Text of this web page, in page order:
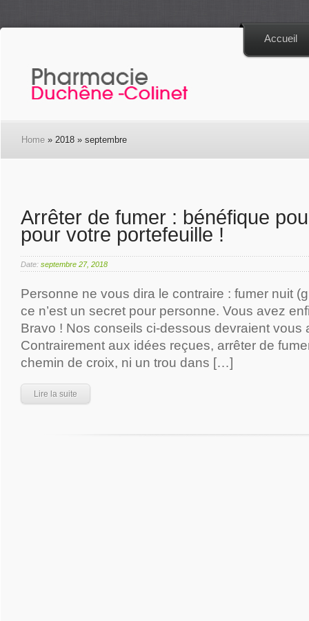
Accueil
Home » 2018 » septembre
Arrêter de fumer : bénéfique
pour votre portefeuille !
Date: septembre 27, 2018
Personne ne vous dira le contraire : fumer nuit
ce n’est un secret pour personne. Vous avez
Bravo ! Nos conseils ci-dessous devraient
Contrairement aux idées reçues, arrêter de
chemin de croix, ni un trou dans […]
Lire la suite